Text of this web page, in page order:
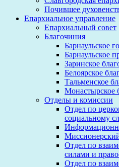
Почившее
Епархиальное управление
Епархиальный совет
Благочиния
Барнаульское
Барнаульское
Заринское
Белоярское
Тальменское
Монастырское
Отделы и комиссии
Отдел по
социальному
Отдел по
силами и
Отдел по